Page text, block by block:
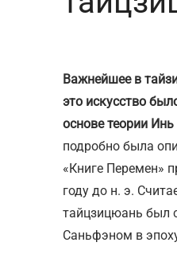
Важнейшее в
это искусство
основе теории
подробно была
«Книге Перемен»
году до н. э.
тайцзицюань был
Саньфэном в